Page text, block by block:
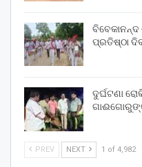
ପ୍ରତିଷ୍ଠା
ଦୁର୍ଘଟଣା
PREV NEXT 1 of 4,982